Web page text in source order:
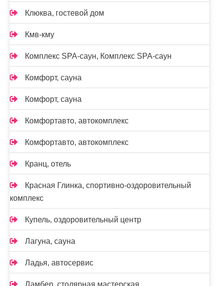
Клюква, гостевой дом
Кмв-кму
Комплекс SPA-саун, Комплекс SPA-саун
Комфорт, сауна
Комфорт, сауна
Комфортавто, автокомплекс
Комфортавто, автокомплекс
Кранц, отель
Красная Глинка, спортивно-оздоровительный
комплекс
Купель, оздоровительный центр
Лагуна, сауна
Ладья, автосервис
Ламбер, столярная мастерская